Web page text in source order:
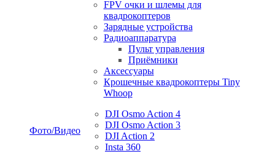
FPV очки и шлемы для
квадрокоптеров
Зарядные устройства
Радиоаппаратура
Пульт управления
Приёмники
Аксессуары
Крошечные квадрокоптеры Tiny
Whoop
Фото/Видео
DJI Osmo Action 4
DJI Osmo Action 3
DJI Action 2
Insta 360